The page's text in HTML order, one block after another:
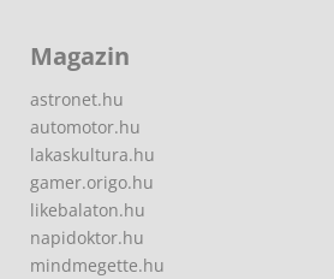
Magazin
astronet.hu
automotor.hu
lakaskultura.hu
gamer.origo.hu
likebalaton.hu
napidoktor.hu
mindmegette.hu